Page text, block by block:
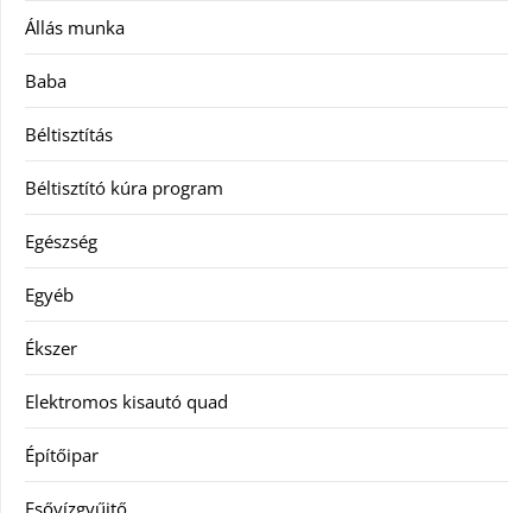
Állás munka
Baba
Béltisztítás
Béltisztító kúra program
Egészség
Egyéb
Ékszer
Elektromos kisautó quad
Építőipar
Esővízgyűjtő